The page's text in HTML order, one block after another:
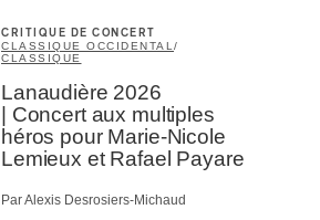
CRITIQUE DE CONCERT
CLASSIQUE OCCIDENTAL /
CLASSIQUE
Lanaudière 2026
| Concert aux multiples
héros pour Marie-Nicole
Lemieux et Rafael Payare
Par Alexis Desrosiers-Michaud